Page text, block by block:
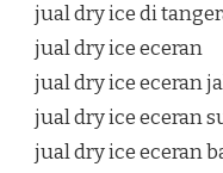
jual dry ice di
jual dry ice eceran
jual dry ice eceran
jual dry ice eceran
jual dry ice eceran